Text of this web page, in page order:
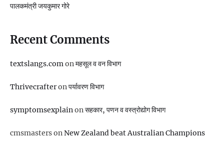
पालकमंत्री जयकुमार गोरे
Recent Comments
textslangs.comonमहसूल व वन विभाग
Thrivecrafteronपर्यावरण विभाग
symptomsexplainonसहकार, पणन व वस्‍त्रोद्योग विभाग
cmsmastersonNew Zealand beat Australian Champions